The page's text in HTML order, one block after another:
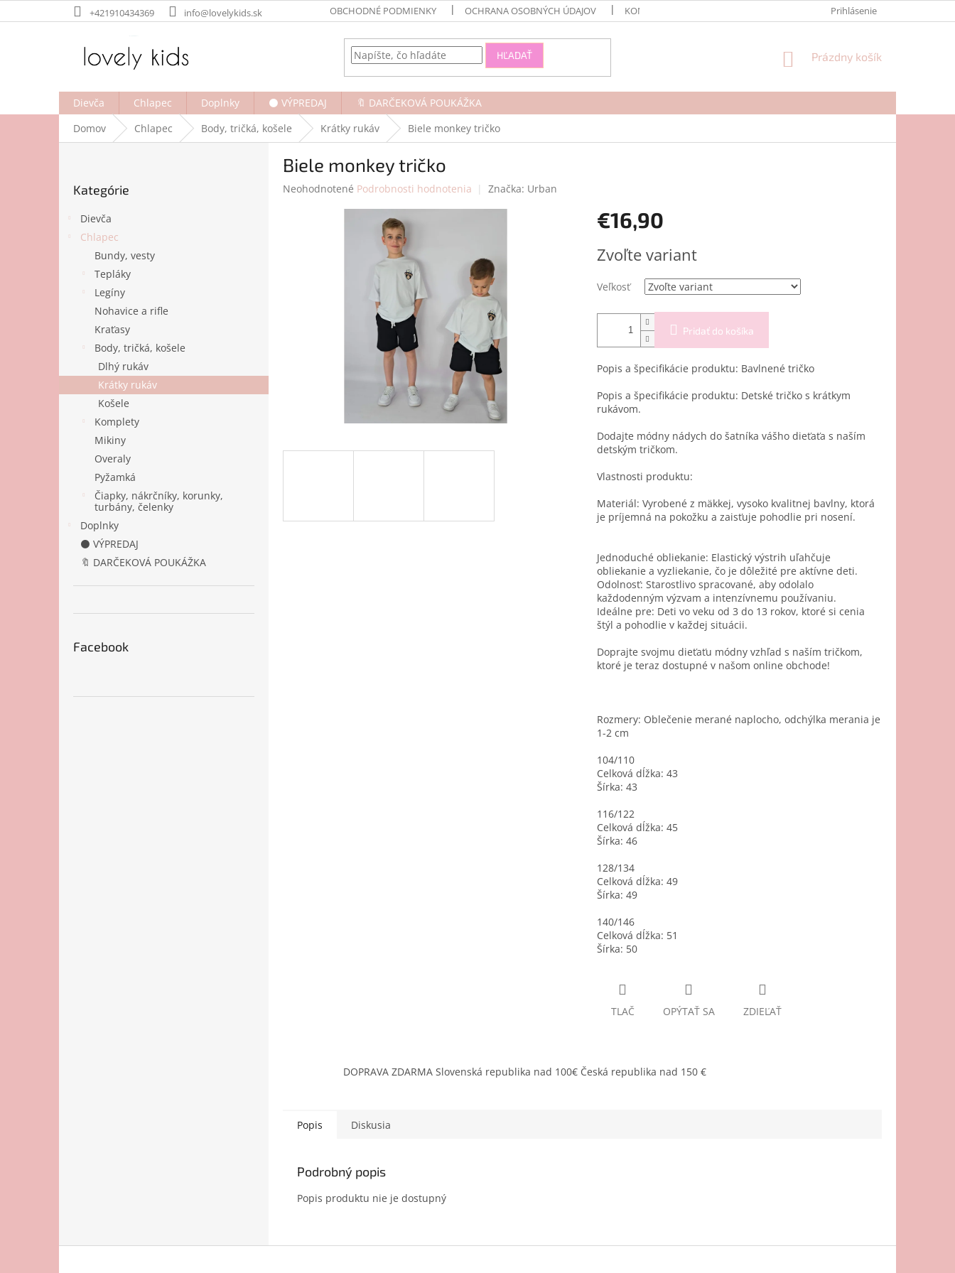
na
+421910434369 info@lovelykids.sk OBCHODNÉ PODMIENKY OCHRANA OSOBNÝCH ÚDAJOV KONTAKTY Prihlásenie
HĽADAŤ
NÁKUPNÝ
Prázdny košík
Dievča Chlapec Doplnky ⚫ VÝPREDAJ
🔖 DARČEKOVÁ POUKÁŽKA
Domov
Chlapec Body, tričká, košele Krátky rukáv Biele monkey tričko
kategórie
Kategórie
Dievča
Chlapec
Bundy, vesty
Tepláky
Legíny
Nohavice a rifle
Kraťasy
Body, tričká, košele
Dlhý rukáv
Krátky rukáv
Košele
Komplety
Mikiny
Overaly
Pyžamká
Čiapky, nákrčníky, korunky,
turbány, čelenky
Doplnky
⚫ VÝPREDAJ
🔖 DARČEKOVÁ POUKÁŽKA
Facebook
Biele monkey tričko
Priemerné
Neohodnotené Podrobnosti hodnotenia Značka: Urban
€16,90
cena:
Zvoľte variant
Veľkosť
Pridať do košíka
Popis a špecifikácie produktu: Bavlnené tričko
Popis a špecifikácie produktu: Detské tričko s krátkym
rukávom.
Dodajte módny nádych do šatníka vášho dieťaťa s naším
detským tričkom.
Vlastnosti produktu:
Materiál: Vyrobené z mäkkej, vysoko kvalitnej bavlny, ktorá
je príjemná na pokožku a zaisťuje pohodlie pri nosení.
Jednoduché obliekanie: Elastický výstrih uľahčuje
obliekanie a vyzliekanie, čo je dôležité pre aktívne deti.
Odolnosť: Starostlivo spracované, aby odolalo
každodenným výzvam a intenzívnemu používaniu.
Ideálne pre: Deti vo veku od 3 do 13 rokov, ktoré si cenia
štýl a pohodlie v každej situácii.
Doprajte svojmu dieťaťu módny vzhľad s naším tričkom,
ktoré je teraz dostupné v našom online obchode!
Rozmery: Oblečenie merané naplocho, odchýlka merania je
1-2 cm
104/110
Celková dĺžka: 43
Šírka: 43
116/122
Celková dĺžka: 45
Šírka: 46
128/134
Celková dĺžka: 49
Šírka: 49
140/146
Celková dĺžka: 51
Šírka: 50
TLAČ OPÝTAŤ SA ZDIEĽAŤ
DOPRAVA ZDARMA Slovenská republika nad 100€ Česká republika nad 150 €
Popis Diskusia
Podrobný popis
Popis produktu nie je dostupný